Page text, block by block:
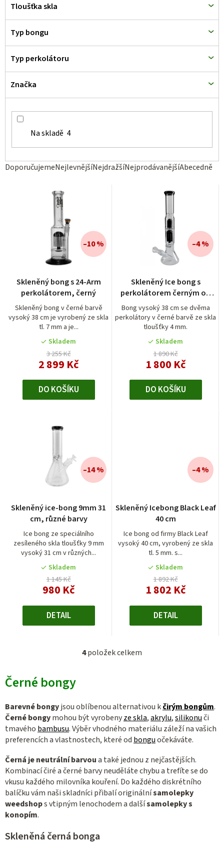
Ř
u
DoporučujemeNejlevnějšíNejdražšíNejprodávanějšíAbecedně
Na skladě 4
Tloušťka skla
Typ bongu
Typ perkolátoru
Značka
Skleněný bong s 24-Arm
perkolátorem, černý
Skleněný bong v černé barvě
vysoký 38 cm je vyrobený ze skla
tl. 7 mm a je...
Skladem
3 255 Kč
2 899 Kč
–10 %
DO KOŠÍKU
Skleněný Ice bong s
perkolátorem černým od
firmy Black Leaf
Bong vysoký 38 cm se dvěma
perkolátory v černé barvě ze skla
tloušťky 4 mm.
Skladem
1 890 Kč
1 800 Kč
–4 %
DO KOŠÍKU
Skleněný ice-bong 9mm 31
cm, různé barvy
Ice bong ze speciálního
zesíleného skla tloušťky 9 mm
vysoký 31 cm v různých...
hodnocení
produktu
je
4,6
z
5
hvězdiček.
Skladem
1 145 Kč
980 Kč
–14 %
DETAIL
Skleněný Icebong Black Leaf
40 cm
Ice bong od firmy Black Leaf
vysoký 40 cm, vyrobený ze skla
tl. 5 mm. s...
Skladem
1 892 Kč
1 802 Kč
–4 %
DETAIL
O
d
a
c
í
p
r
v
k
y
4položek celkem
Černé bongy
Barevné bongyjsou oblíbenou alternativou kčirým bongům.
Černé bongymohou být vyrobenyze skla,akrylu,silikonuči
tmavého bambusu. Výběr vhodného materiálu záleží na vašich
preferencích a vlastnostech, které od bonguočekáváte.
Černá je neutrální barvoua také jednou z nejčastějších.
Kombinací čiré a černé barvy neuděláte chybu a trefíte se do
vkusu každého milovníka kouření. Do každého diskrétního
balíčku vám naši skladníci přibalí originálnísamolepky
weedshops vtipným lenochodem a dalšísamolepky s
konopím.
Skleněná černá bonga